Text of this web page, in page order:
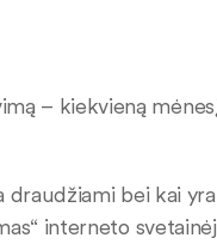
– kiekvieną
draudžiami bei kai
interneto